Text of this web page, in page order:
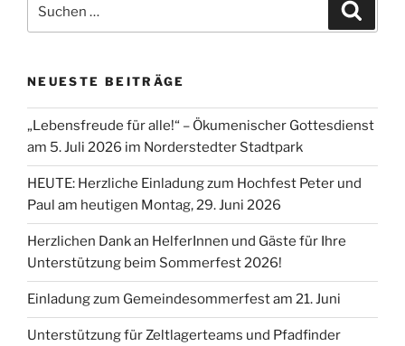
nach:
NEUESTE BEITRÄGE
„Lebensfreude für alle!“ – Ökumenischer Gottesdienst
am 5. Juli 2026 im Norderstedter Stadtpark
HEUTE: Herzliche Einladung zum Hochfest Peter und
Paul am heutigen Montag, 29. Juni 2026
Herzlichen Dank an HelferInnen und Gäste für Ihre
Unterstützung beim Sommerfest 2026!
Einladung zum Gemeindesommerfest am 21. Juni
Unterstützung für Zeltlagerteams und Pfadfinder